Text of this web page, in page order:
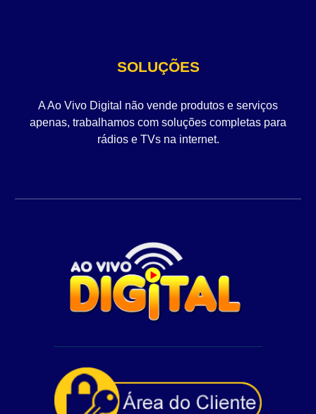
SOLUÇÕES
A Ao Vivo Digital não vende produtos e serviços
apenas, trabalhamos com soluções completas para
rádios e TVs na internet.